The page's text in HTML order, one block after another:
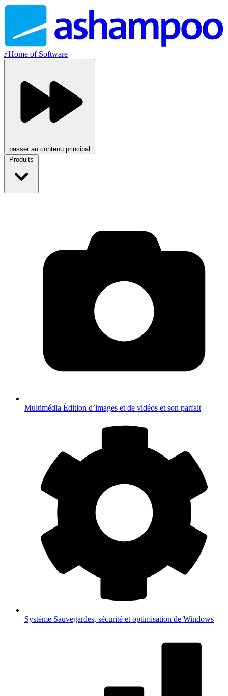
//Home of Software
passer au contenu principal
Produits
Multimédia Édition d’images et de vidéos et son parfait
Système Sauvegardes, sécurité et optimisation de Windows